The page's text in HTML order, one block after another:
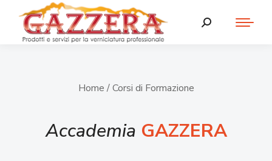
Home / Corsi di Formazione
Accademia GAZZERA